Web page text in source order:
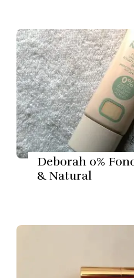
Deborah 0%
& Natural